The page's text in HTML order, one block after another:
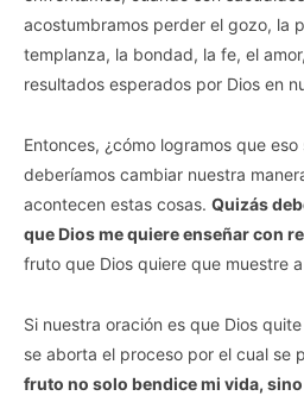
acostumbramos perder el gozo, la
templanza, la bondad, la fe, el
resultados esperados por Dios en
Entonces, ¿cómo logramos que
deberíamos cambiar nuestra
acontecen estas cosas. Quizás
que Dios me quiere enseñar con
fruto que Dios quiere que muestre
Si nuestra oración es que Dios
se aborta el proceso por el cual se
fruto no solo bendice mi vida,